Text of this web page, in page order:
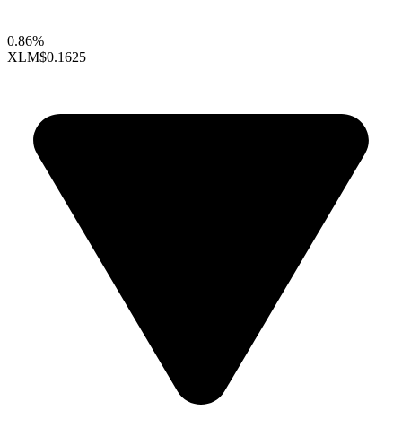
0.86%
XLM$0.1625